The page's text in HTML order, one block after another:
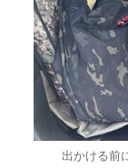
出かける前